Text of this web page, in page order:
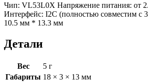
Чип: VL53L0X Напряжение питания: от
Интерфейс: I2C (полностью совместим с
10.5 мм * 13.3 мм
Детали
Вес
5 г
Габариты 18 × 3 × 13 мм